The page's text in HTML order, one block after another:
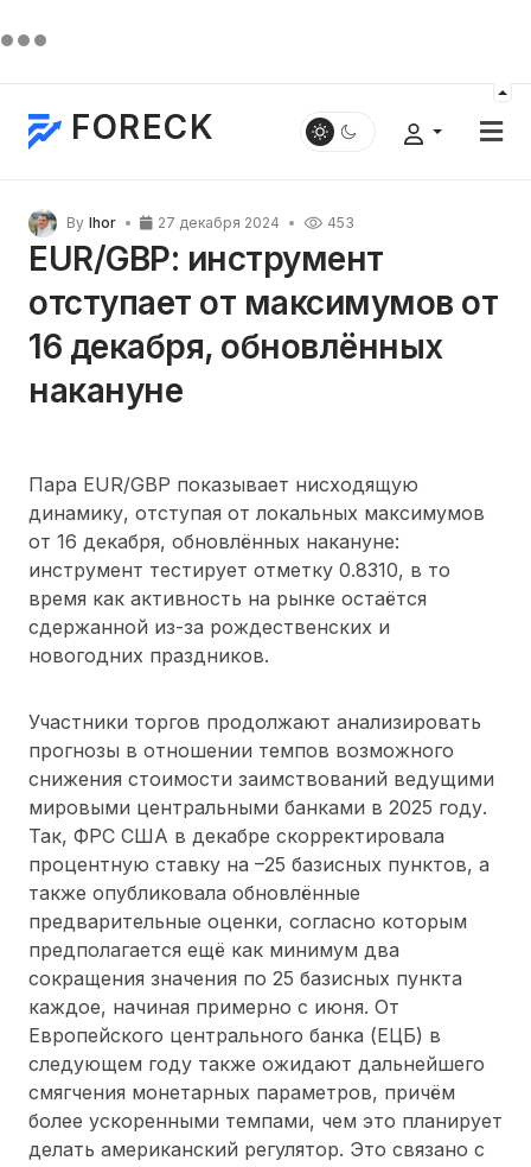
FORECK
By Ihor 27 декабря 2024 453
EUR/GBP: инструмент
отступает от максимумов от
16 декабря, обновлённых
накануне
Пара EUR/GBP показывает нисходящую
динамику, отступая от локальных максимумов
от 16 декабря, обновлённых накануне:
инструмент тестирует отметку 0.8310, в то
время как активность на рынке остаётся
сдержанной из-за рождественских и
новогодних праздников.
Участники торгов продолжают анализировать
прогнозы в отношении темпов возможного
снижения стоимости заимствований ведущими
мировыми центральными банками в 2025 году.
Так, ФРС США в декабре скорректировала
процентную ставку на –25 базисных пунктов, а
также опубликовала обновлённые
предварительные оценки, согласно которым
предполагается ещё как минимум два
сокращения значения по 25 базисных пункта
каждое, начиная примерно с июня. От
Европейского центрального банка (ЕЦБ) в
следующем году также ожидают дальнейшего
смягчения монетарных параметров, причём
более ускоренными темпами, чем это планирует
делать американский регулятор. Это связано с